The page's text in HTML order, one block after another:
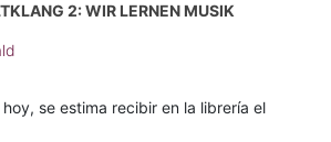
2: WIR LERNEN MUSIK
se estima recibir en la librería el